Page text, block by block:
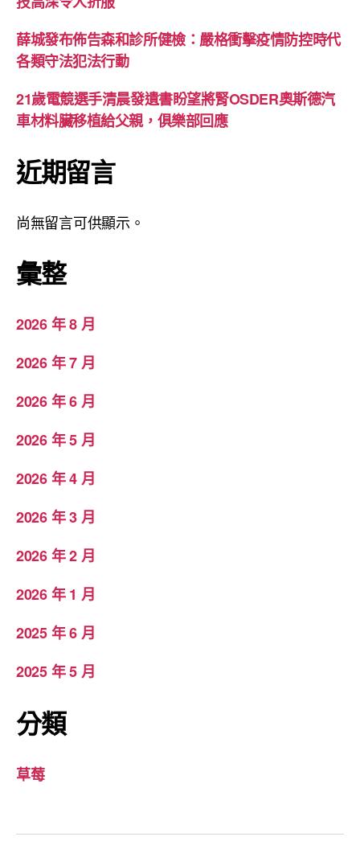
薛城發布佈告森和診所健檢：嚴格衝擊疫情防控時代
各類守法犯法行動
21歲電競選手清晨發遺書盼望將腎OSDER奧斯德汽
車材料臟移植給父親，俱樂部回應
近期留言
尚無留言可供顯示。
彙整
2026 年 8 月
2026 年 7 月
2026 年 6 月
2026 年 5 月
2026 年 4 月
2026 年 3 月
2026 年 2 月
2026 年 1 月
2025 年 6 月
2025 年 5 月
分類
草莓